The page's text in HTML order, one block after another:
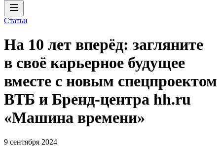
Статьи
На 10 лет вперёд: загляните
в своё карьерное будущее
вместе с новым спецпроектом
ВТБ и Бренд-центра hh.ru
«Машина времени»
9 сентября 2024